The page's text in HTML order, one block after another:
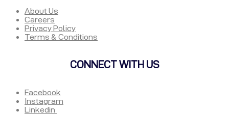
About Us
Careers
Privacy Policy
Terms & Conditions
CONNECT WITH US
Facebook
Instagram
Linkedin